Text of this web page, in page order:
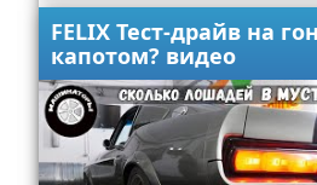
FELIX Тест-драйв на
капотом? видео